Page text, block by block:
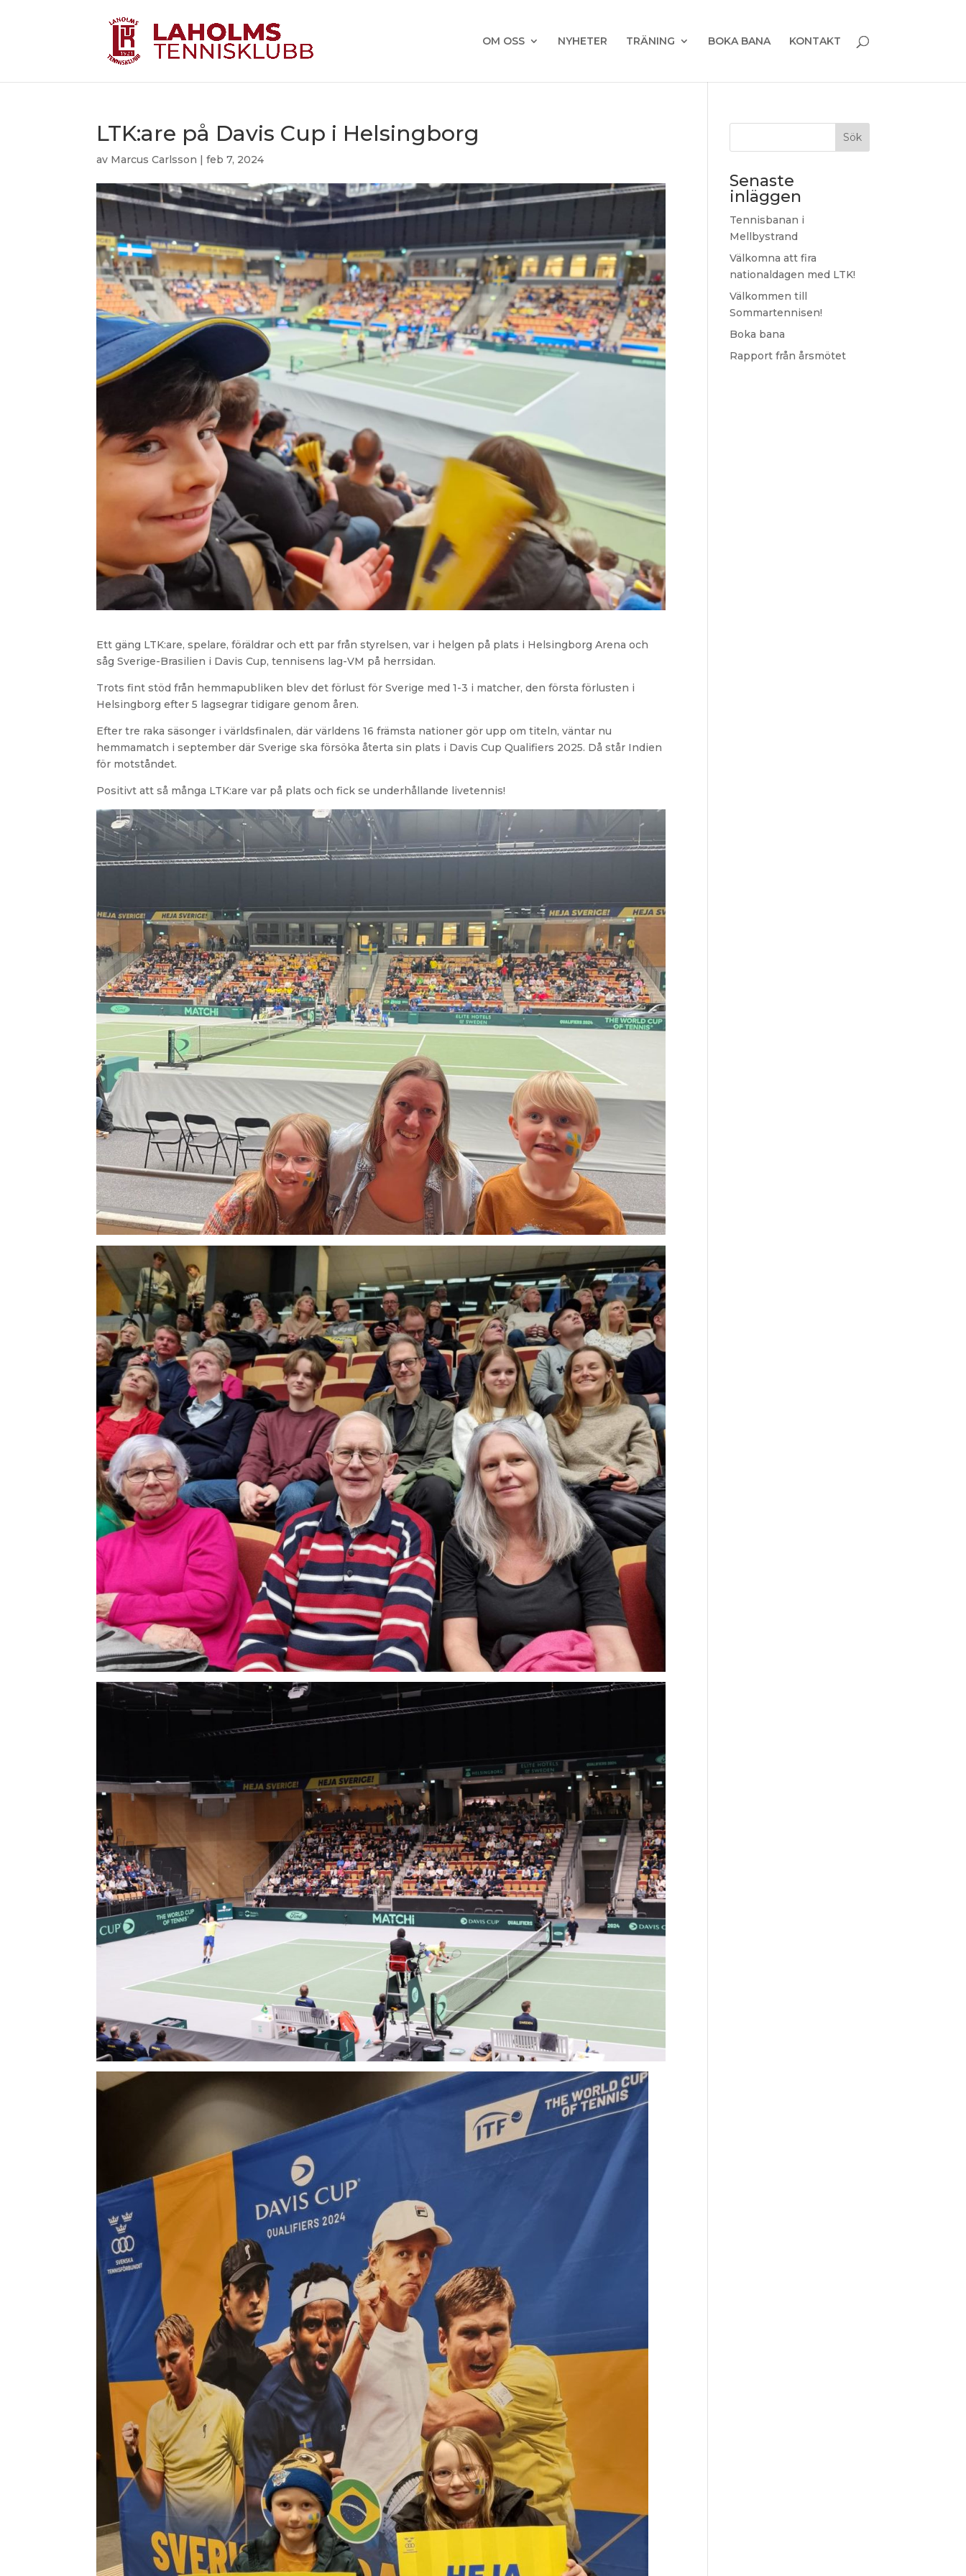
OM OSS NYHETER TRÄNING BOKA BANA KONTAKT
LTK:are på Davis Cup i Helsingborg
av Marcus Carlsson |feb 7, 2024
Ett gäng LTK:are, spelare, föräldrar och ett par från styrelsen, var i helgen på plats i Helsingborg Arena och
såg Sverige-Brasilien i Davis Cup, tennisens lag-VM på herrsidan.
Trots fint stöd från hemmapubliken blev det förlust för Sverige med 1-3 i matcher, den första förlusten i
Helsingborg efter 5 lagsegrar tidigare genom åren.
Efter tre raka säsonger i världsfinalen, där världens 16 främsta nationer gör upp om titeln, väntar nu
hemmamatch i september där Sverige ska försöka återta sin plats i Davis Cup Qualifiers 2025. Då står Indien
för motståndet.
Positivt att så många LTK:are var på plats och fick se underhållande livetennis!
Sök
Senaste
inläggen
Tennisbanan i
Mellbystrand
Välkomna att fira
nationaldagen med LTK!
Välkommen till
Sommartennisen!
Boka bana
Rapport från årsmötet